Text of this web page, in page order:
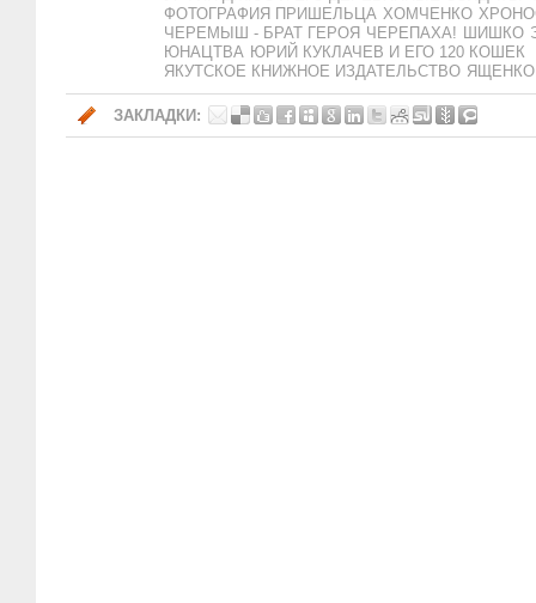
ФОТОГРАФИЯ ПРИШЕЛЬЦА ХОМЧЕНКО
ЧЕРЕМЫШ - БРАТ ГЕРОЯ ЧЕРЕПАХА! ШИШКО
ЮНАЦТВА ЮРИЙ КУКЛАЧЕВ И ЕГО 120 КОШЕК
ЯКУТСКОЕ КНИЖНОЕ ИЗДАТЕЛЬСТВО ЯЩЕНКО
ЗАКЛАДКИ: